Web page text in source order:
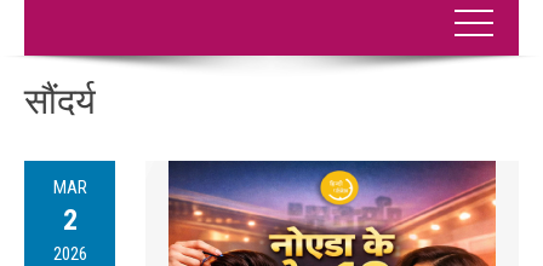
सौंदर्य
MAR
2
2026